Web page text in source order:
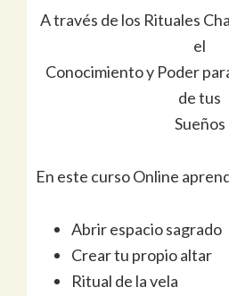
A través de los Rituales
el
Conocimiento y Poder
de tus
Sueños
En este curso Online
Abrir espacio sagrado
Crear tu propio altar
Ritual de la vela